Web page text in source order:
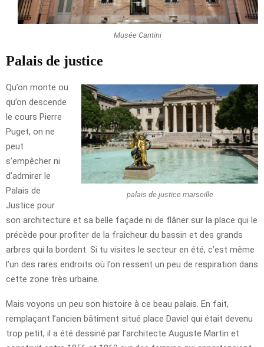
Musée Cantini
Palais de justice
palais de justice marseille
Qu’on monte ou
qu’on descende
le cours Pierre
Puget, on ne
peut
s’empêcher ni
d’admirer le
Palais de
Justice pour
son architecture et sa belle façade ni de flâner sur la place qui le
précède pour profiter de la fraîcheur du bassin et des grands
arbres qui la bordent. Si tu visites le secteur en été, c’est même
l’un des rares endroits où l’on ressent un peu de respiration dans
cette zone très urbaine.
Mais voyons un peu son histoire à ce beau palais. En fait,
remplaçant l’ancien bâtiment situé place Daviel qui était devenu
trop petit, il a été dessiné par l’architecte Auguste Martin et